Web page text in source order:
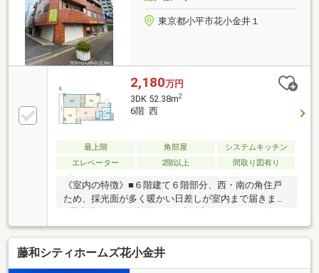
東京都小平市花小金井１
2,180万円
3DK 52.38m2
6階 西
最上階 角部屋
システムキッチン
エレベーター
2階以上 間取り図有り
《室内の特徴》■６階建て６階部分、西・南の角住戸
ため、採光面が多く暖かい日差しが室内まで届きます
イフインフォメーション》・ファミリーマート 花小
金井駅北口店 約240ｍ・いなげや 花小金井駅前
店 約250ｍ・マツモトキヨシ 花小金井駅北口店
約350ｍ・ピーコックストア 花小金井店 約480ｍ・西
藤和シティホームズ花小金井